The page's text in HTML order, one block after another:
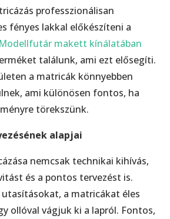
professzionálisan
fényes lakkal előkészíteni a
Modellfutár makett kínálatában
találunk, ami ezt elősegíti.
a matricák könnyebben
ami különösen fontos, ha
törekszünk.
alapjai
nemcsak technikai kihívás,
és a pontos tervezést is.
a matricákat éles
ollóval vágjuk ki a lapról. Fontos,